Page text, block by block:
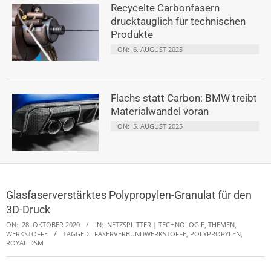
Recycelte Carbonfasern
drucktauglich für technischen
Produkte
ON: 6. AUGUST 2025
Flachs statt Carbon: BMW treibt
Materialwandel voran
ON: 5. AUGUST 2025
Glasfaserverstärktes Polypropylen-Granulat für den
3D-Druck
ON: 28. OKTOBER 2020 IN: NETZSPLITTER | TECHNOLOGIE, THEMEN
WERKSTOFFE
TAGGED: FASERVERBUNDWERKSTOFFE POLYPROPYLEN
ROYAL DSM